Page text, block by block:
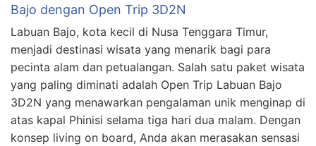
Bajo dengan Open Trip 3D2N
Labuan Bajo, kota kecil di Nusa Tenggara Timur,
menjadi destinasi wisata yang menarik bagi para
pecinta alam dan petualangan. Salah satu paket wisata
yang paling diminati adalah Open Trip Labuan Bajo
3D2N yang menawarkan pengalaman unik menginap di
atas kapal Phinisi selama tiga hari dua malam. Dengan
konsep living on board, Anda akan merasakan sensasi